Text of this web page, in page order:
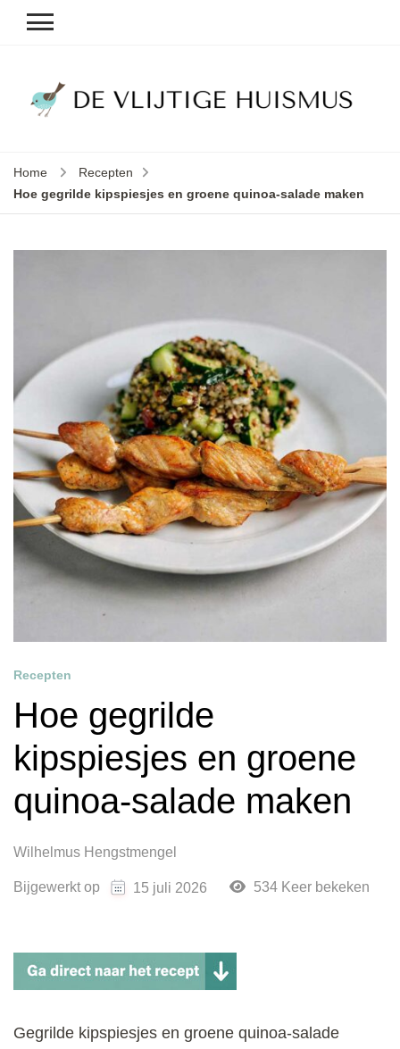
Home
Recepten
Hoe gegrilde kipspiesjes en groene quinoa-salade maken
Recepten
Hoe gegrilde
kipspiesjes en groene
quinoa-salade maken
Wilhelmus Hengstmengel
Bijgewerkt op 15 juli 2026 534 Keer bekeken
Gegrilde kipspiesjes en groene quinoa-salade